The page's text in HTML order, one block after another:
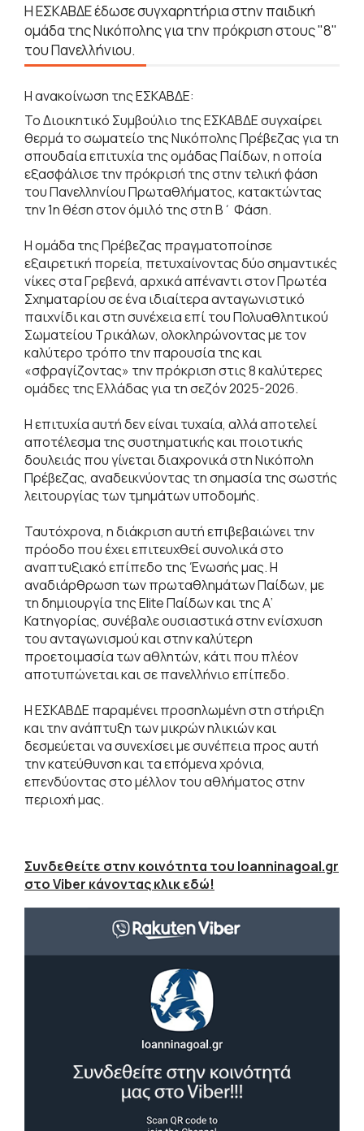
Η ΕΣΚΑΒΔΕ έδωσε συγχαρητήρια στην παιδική
ομάδα της Νικόπολης για την πρόκριση στους "8"
του Πανελλήνιου.
Η ανακοίνωση της ΕΣΚΑΒΔΕ:
Το Διοικητικό Συμβούλιο της ΕΣΚΑΒΔΕ συγχαίρει
θερμά το σωματείο της Νικόπολης Πρέβεζας για τη
σπουδαία επιτυχία της ομάδας Παίδων, η οποία
εξασφάλισε την πρόκρισή της στην τελική φάση
του Πανελληνίου Πρωταθλήματος, κατακτώντας
την 1η θέση στον όμιλό της στη Β΄ Φάση.
Η ομάδα της Πρέβεζας πραγματοποίησε
εξαιρετική πορεία, πετυχαίνοντας δύο σημαντικές
νίκες στα Γρεβενά, αρχικά απέναντι στον Πρωτέα
Σχηματαρίου σε ένα ιδιαίτερα ανταγωνιστικό
παιχνίδι και στη συνέχεια επί του Πολυαθλητικού
Σωματείου Τρικάλων, ολοκληρώνοντας με τον
καλύτερο τρόπο την παρουσία της και
«σφραγίζοντας» την πρόκριση στις 8 καλύτερες
ομάδες της Ελλάδας για τη σεζόν 2025-2026.
Η επιτυχία αυτή δεν είναι τυχαία, αλλά αποτελεί
αποτέλεσμα της συστηματικής και ποιοτικής
δουλειάς που γίνεται διαχρονικά στη Νικόπολη
Πρέβεζας, αναδεικνύοντας τη σημασία της σωστής
λειτουργίας των τμημάτων υποδομής.
Ταυτόχρονα, η διάκριση αυτή επιβεβαιώνει την
πρόοδο που έχει επιτευχθεί συνολικά στο
αναπτυξιακό επίπεδο της Ένωσής μας. Η
αναδιάρθρωση των πρωταθλημάτων Παίδων, με
τη δημιουργία της Elite Παίδων και της Α’
Κατηγορίας, συνέβαλε ουσιαστικά στην ενίσχυση
του ανταγωνισμού και στην καλύτερη
προετοιμασία των αθλητών, κάτι που πλέον
αποτυπώνεται και σε πανελλήνιο επίπεδο.
Η ΕΣΚΑΒΔΕ παραμένει προσηλωμένη στη στήριξη
και την ανάπτυξη των μικρών ηλικιών και
δεσμεύεται να συνεχίσει με συνέπεια προς αυτή
την κατεύθυνση και τα επόμενα χρόνια,
επενδύοντας στο μέλλον του αθλήματος στην
περιοχή μας.
Συνδεθείτε στην κοινότητα του Ioanninagoal.gr
στο Viber κάνοντας κλικ εδώ!